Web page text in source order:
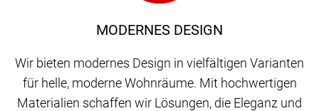
MODERNES DESIGN
Wir bieten modernes Design in vielfältigen Varianten
für helle, moderne Wohnräume. Mit hochwertigen
Materialien schaffen wir Lösungen, die Eleganz und